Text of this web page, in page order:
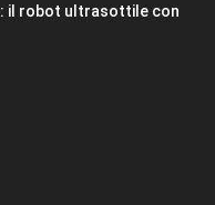
il robot ultrasottile con